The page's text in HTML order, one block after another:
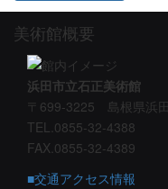
美術館概要
浜田市立石正美術館
〒699-3225 島根県浜
TEL.0855-32-4388
FAX.0855-32-4389
■交通アクセス情報